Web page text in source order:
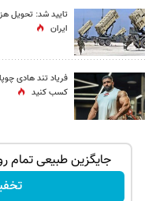
تایید شد: تحویل
ایران
فریاد تند هادی
کسب کنید
جایگزین طبیعی